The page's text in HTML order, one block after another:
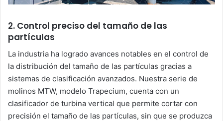
2. Control preciso del tamaño de las
partículas
La industria ha logrado avances notables en el control de
la distribución del tamaño de las partículas gracias a
sistemas de clasificación avanzados. Nuestra serie de
molinos MTW, modelo Trapecium, cuenta con un
clasificador de turbina vertical que permite cortar con
precisión el tamaño de las partículas, sin que se produzca